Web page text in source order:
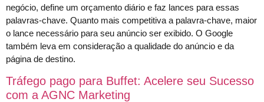
negócio, define um orçamento diário e faz lances para essas
palavras-chave. Quanto mais competitiva a palavra-chave, maior
o lance necessário para seu anúncio ser exibido. O Google
também leva em consideração a qualidade do anúncio e da
página de destino.
Tráfego pago para Buffet: Acelere seu Sucesso
com a AGNC Marketing